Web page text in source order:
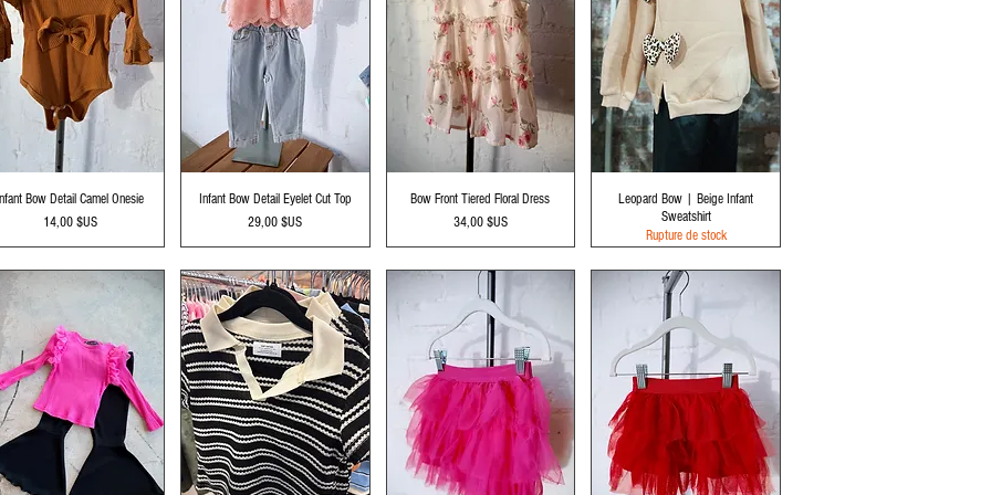
Aperçu rapide
Bow Detail Camel Onesie
Prix
14,00 $US
Aperçu rapide
Infant Bow Detail Eyelet Cut Top
Prix
29,00 $US
Aperçu rapide
Bow Front Tiered Floral Dress
Prix
34,00 $US
Aperçu rapide
Leopard Bow | Beige Infant
Sweatshirt
Rupture de stock